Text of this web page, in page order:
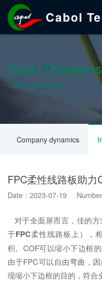
Cabol
Cabol Dynamics
CABOL DYNAMICS
Company dynamics
FPC柔性线路板助
Date：2023-07-19
对于全面屏而言，佳的
于FPC柔性线路板上），
积。COF可以缩小下边框
由于FPC可以自由弯曲，
现缩小下边框的目的，符合